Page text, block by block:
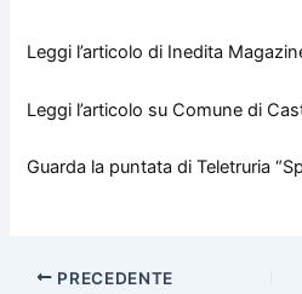
Leggi l’articolo di Inedita
Leggi l’articolo su Comune di
Guarda la puntata di Teletruria
PRECEDENTE